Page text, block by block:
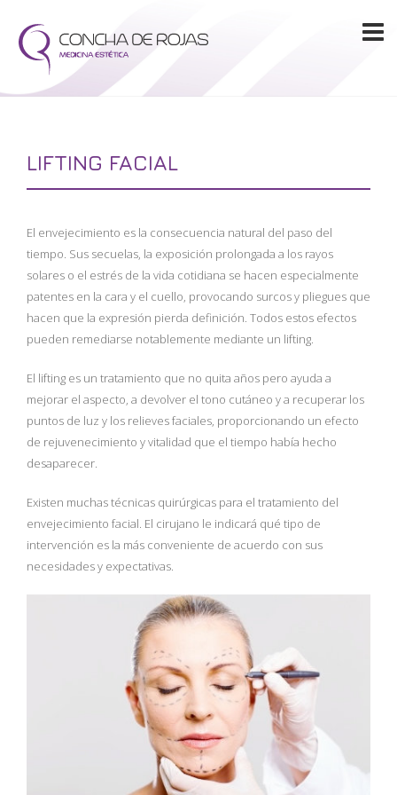
LIFTING FACIAL
El envejecimiento es la consecuencia natural del paso del
tiempo. Sus secuelas, la exposición prolongada a los rayos
solares o el estrés de la vida cotidiana se hacen especialmente
patentes en la cara y el cuello, provocando surcos y pliegues que
hacen que la expresión pierda definición. Todos estos efectos
pueden remediarse notablemente mediante un lifting.
El lifting es un tratamiento que no quita años pero ayuda a
mejorar el aspecto, a devolver el tono cutáneo y a recuperar los
puntos de luz y los relieves faciales, proporcionando un efecto
de rejuvenecimiento y vitalidad que el tiempo había hecho
desaparecer.
Existen muchas técnicas quirúrgicas para el tratamiento del
envejecimiento facial. El cirujano le indicará qué tipo de
intervención es la más conveniente de acuerdo con sus
necesidades y expectativas.